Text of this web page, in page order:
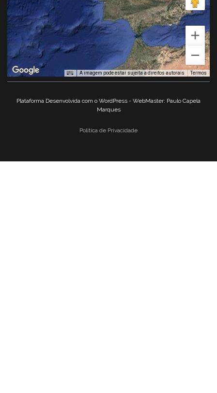
A imagem pode estar sujeita a direitos autorais Termos
Plataforma Desenvolvida com o WordPress - WebMaster: Paulo Capela
Marques
Politica de Privacidade